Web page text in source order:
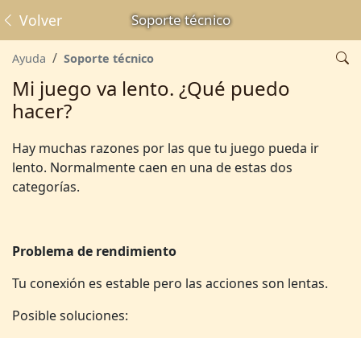
Soporte técnico
Volver
Ayuda Soporte técnico
Mi juego va lento. ¿Qué puedo
hacer?
Hay muchas razones por las que tu juego pueda ir
lento. Normalmente caen en una de estas dos
categorías.
Problema de rendimiento
Tu conexión es estable pero las acciones son lentas.
Posible soluciones: